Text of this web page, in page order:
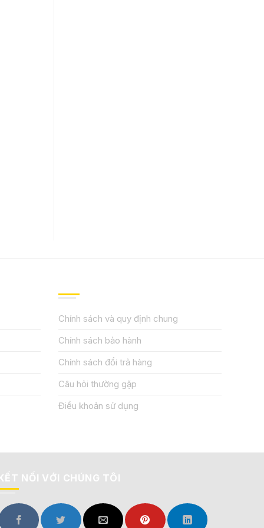
Chính sách và quy định chung
Chính sách bảo hành
Chính sách đổi trả hàng
Câu hỏi thường gặp
Điều khoản sử dụng
NỐI VỚI CHÚNG TÔI